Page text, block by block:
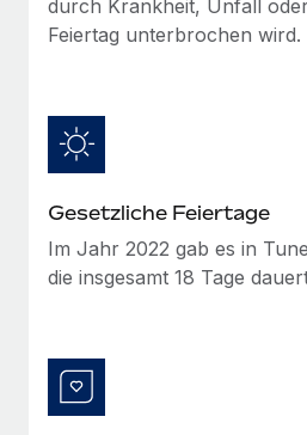
Geräten
Niederlassungen
Mobilität und Relocation
Benefits
Mühelose Verwaltung von
Reverse Tech auf einen Blick Das
Wellness-Startup Reverse Tech hat
Mehr erfahren
Contractor Management
Den Blog erkunden
BLOG
Neues zu Remote-
Gusto und Zero und
aller Größen dabei unterstützen,
durch Krankheit, Unfall
Feiertag unterbrochen wird.
Gesetzliche Feiertage
Im Jahr 2022 gab es in
die insgesamt 18 Tage